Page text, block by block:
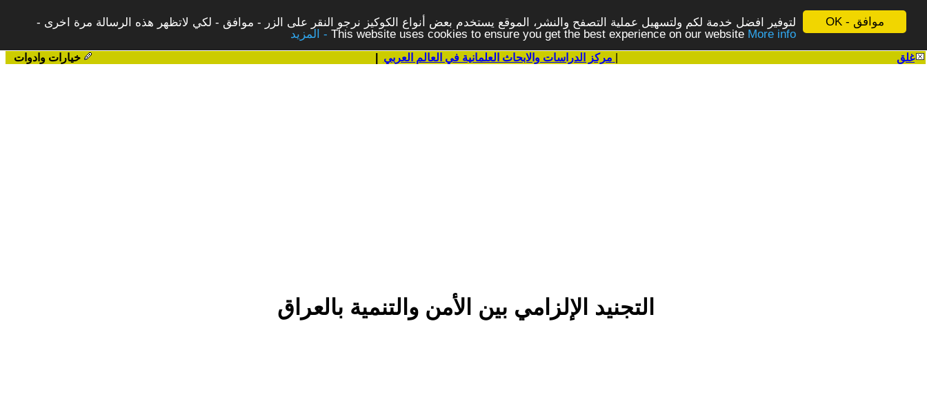
موافق - OK
لتوفير افضل خدمة لكم ولتسهيل عملية التصفح والنشر، الموقع يستخدم بعض أنواع الكوكيز نرجو النقر على الزر - موافق - لكي لاتظهر هذه الرسالة مرة اخرى -
This website uses cookies to ensure you get the best experience on our website More info - المزيد
غلق خيارات وادوات
التجنيد الإلزامي بين الأمن والتنمية بالعراق